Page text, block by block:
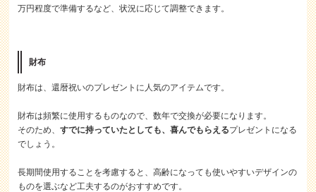
万円程度で準備するなど、状況に応じて調整できます。
財布
財布は、還暦祝いのプレゼントに人気のアイテムです。
財布は頻繁に使用するものなので、数年で交換が必要になります。
そのため、すでに持っていたとしても、喜んでもらえるプレゼントになる
でしょう。
長期間使用することを考慮すると、高齢になっても使いやすいデザインの
ものを選ぶなど工夫するのがおすすめです。